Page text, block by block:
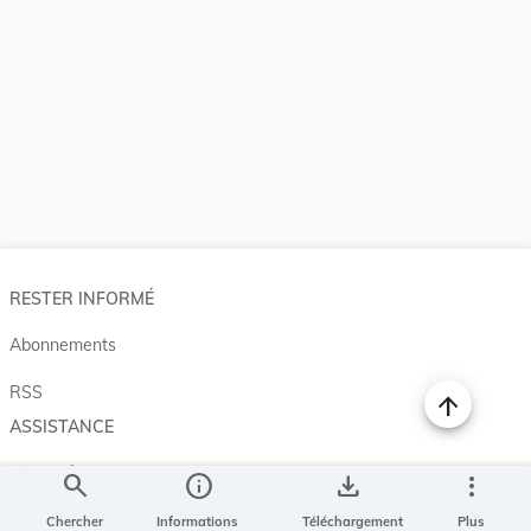
search
Chercher
info
Informations
save_alt
Téléchargement
more_vert
Plus
RESTER INFORMÉ
Abonnements
RSS
ASSISTANCE
Aide et à propos
Projet Casemates